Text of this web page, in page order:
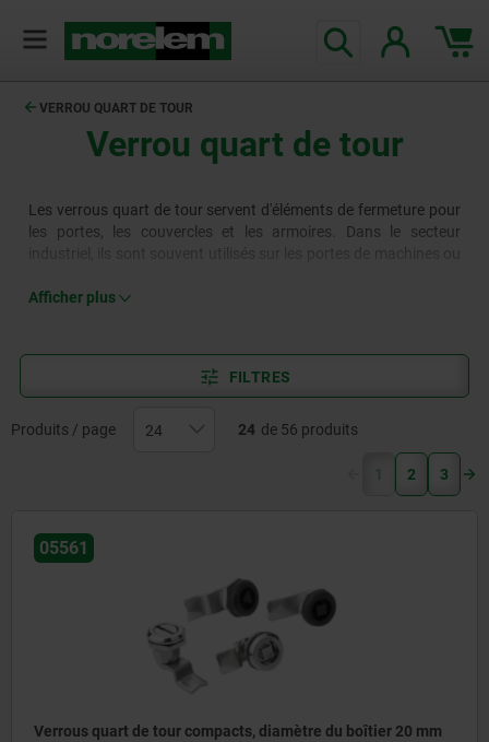
VERROU QUART DE TOUR
Verrou quart de tour
Les verrous quart de tour servent d'éléments de fermeture pour
les portes, les couvercles et les armoires. Dans le secteur
également utilisés sur les véhicules de montage et de logistique.
Afficher plus
FILTRES
Produits / page 24 de 56 produits
1 (current)
2 3
05561
Verrous quart de tour compacts, diamètre du boîtier 20 mm